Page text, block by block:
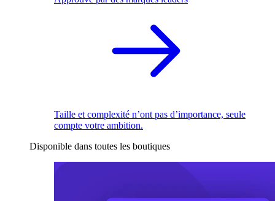
Taille et complexité n’ont pas d’importance, seule
compte votre ambition.
Disponible dans toutes les boutiques